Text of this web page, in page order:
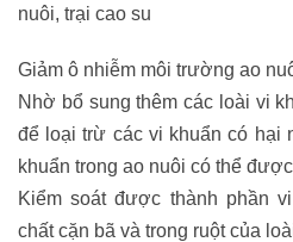
nuôi, trại cao su
Giảm ô nhiễm môi trường ao
Nhờ bổ sung thêm các loài vi
để loại trừ các vi khuẩn có hại
khuẩn trong ao nuôi có thể
Kiểm soát được thành phần
chất cặn bã và trong ruột của